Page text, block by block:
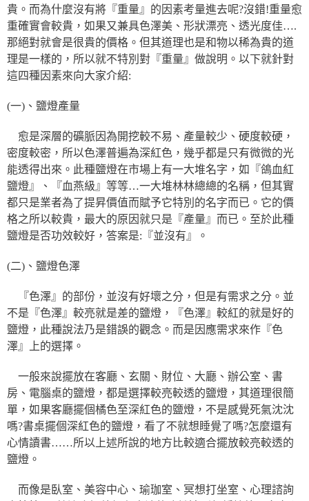
貴。而為什麼沒有將『重量』的因素考量進去呢?沒錯!重量愈
重確實會較貴，如果又兼具色澤美、形狀漂亮、透光度佳….
那絕對就會是很貴的價格。但其道理也是和物以稀為貴的道
理是一樣的，所以就不特別對『重量』做說明。以下就針對
這四種因素來向大家介紹:
(一)、鹽燈產量
愈是深層的礦脈因為開挖較不易、產量較少、硬度較硬，
密度較密，所以色澤普遍為深紅色，幾乎都是只有微微的光
能透得出來。此種鹽燈在市場上有一大堆名字，如『鴿血紅
鹽燈』、『血燕級』等等…一大堆林林總總的名稱，但其實
都只是業者為了提昇價值而賦予它特別的名字而已。它的價
格之所以較貴，最大的原因就只是『產量』而已。至於此種
鹽燈是否功效較好，答案是:『並沒有』。
(二)、鹽燈色澤
『色澤』的部份，並沒有好壞之分，但是有需求之分。並
不是『色澤』較亮就是差的鹽燈，『色澤』較紅的就是好的
鹽燈，此種說法乃是錯誤的觀念。而是因應需求來作『色
澤』上的選擇。
一般來說擺放在客廳、玄關、財位、大廳、辦公室、書
房、電腦桌的鹽燈，都是選擇較亮較透的鹽燈，其道理很簡
單，如果客廳擺個橘色至深紅色的鹽燈，不是感覺死氣沈沈
嗎?書桌擺個深紅色的鹽燈，看了不就想睡覺了嗎?怎麼還有
心情讀書……所以上述所說的地方比較適合擺放較亮較透的
鹽燈。
而像是臥室、美容中心、瑜珈室、冥想打坐室、心理諮詢